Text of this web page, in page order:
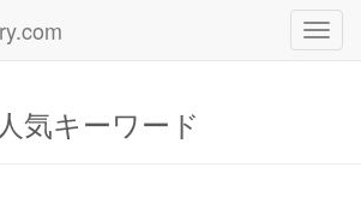
気キーワード